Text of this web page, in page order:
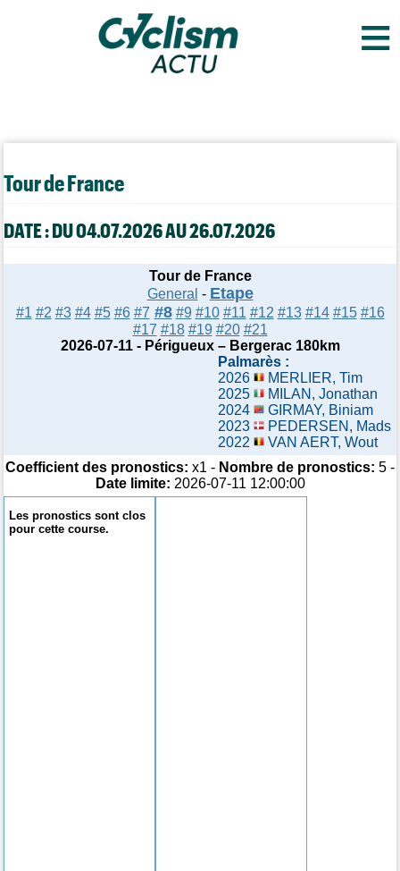
≡
Tour de France
DATE : DU 04.07.2026 AU 26.07.2026
Tour de France
General - Etape
#1 #2 #3 #4 #5 #6 #7 #8 #9 #10 #11 #12 #13 #14 #15 #16
#17 #18 #19 #20 #21
2026-07-11 - Périgueux – Bergerac 180km
Palmarès :
2026
MERLIER, Tim
2025
MILAN, Jonathan
2024
GIRMAY, Biniam
2023
PEDERSEN, Mads
2022
VAN AERT, Wout
Coefficient des pronostics: x1 - Nombre de pronostics: 5 -
Date limite: 2026-07-11 12:00:00
Les pronostics sont clos
pour cette course.